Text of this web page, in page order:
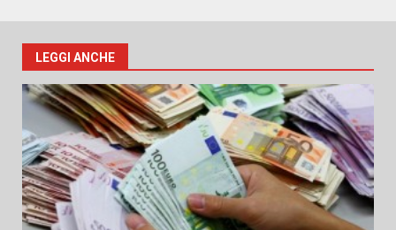
LEGGI ANCHE